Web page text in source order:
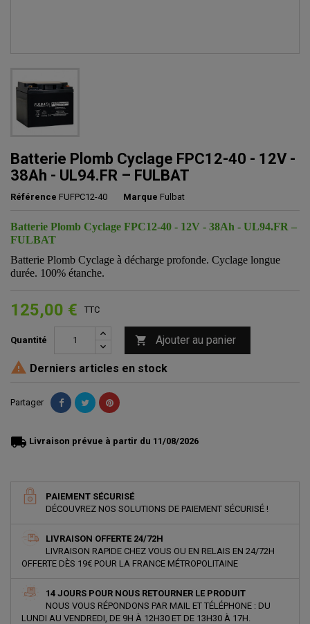
Batterie Plomb Cyclage FPC12-40 - 12V -
38Ah - UL94.FR – FULBAT
Référence FUFPC12-40 Marque Fulbat
Batterie Plomb Cyclage FPC12-40 - 12V - 38Ah - UL94.FR –
FULBAT
Batterie Plomb Cyclage à décharge profonde. Cyclage longue
durée. 100% étanche.
125,00 € TTC
Quantité  Ajouter au panier
 Derniers articles en stock
Partager
local_shipping Livraison prévue à partir du 11/08/2026
PAIEMENT SÉCURISÉ
DÉCOUVREZ NOS SOLUTIONS DE PAIEMENT SÉCURISÉ !
LIVRAISON OFFERTE 24/72H
LIVRAISON RAPIDE CHEZ VOUS OU EN RELAIS EN 24/72H
OFFERTE DÈS 19€ POUR LA FRANCE MÉTROPOLITAINE
14 JOURS POUR NOUS RETOURNER LE PRODUIT
NOUS VOUS RÉPONDONS PAR MAIL ET TÉLÉPHONE : DU
LUNDI AU VENDREDI, DE 9H À 12H30 ET DE 13H30 À 17H.